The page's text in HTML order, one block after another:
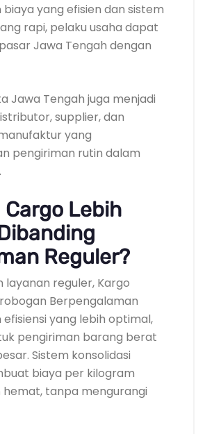
biaya yang efisien dan sistem
rapi, pelaku usaha dapat
Jawa Tengah dengan
Jawa Tengah juga menjadi
supplier, dan
yang
pengiriman rutin dalam
Cargo Lebih
Reguler?
layanan reguler, Kargo
Berpengalaman
yang lebih optimal,
pengiriman barang berat
Sistem konsolidasi
biaya per kilogram
hemat, tanpa mengurangi